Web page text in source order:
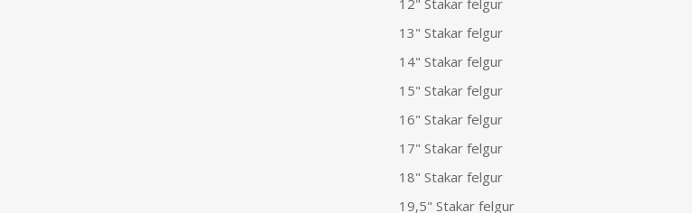
12" Stakar felgur
13" Stakar felgur
14" Stakar felgur
15" Stakar felgur
16" Stakar felgur
17" Stakar felgur
18" Stakar felgur
19,5" Stakar felgur